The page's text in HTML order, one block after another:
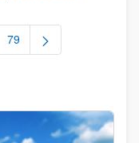
intermedias Use TAB
Página
79